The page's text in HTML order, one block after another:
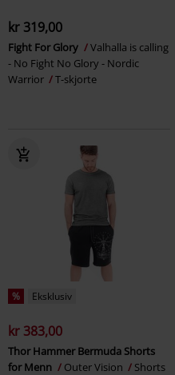
kr 319,00
Fight For Glory
Valhalla is calling
- No Fight No Glory - Nordic
Warrior
T-skjorte
% Eksklusiv
kr 383,00
Thor Hammer Bermuda Shorts
for Menn
Outer Vision Shorts